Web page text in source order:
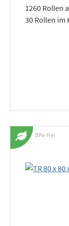
1260 Rollen
30 Rollen im
BPA-frei